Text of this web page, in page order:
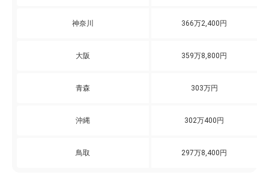
神奈川 366万2,400円
大阪 359万8,800円
青森 303万円
沖縄 302万400円
鳥取 297万8,400円